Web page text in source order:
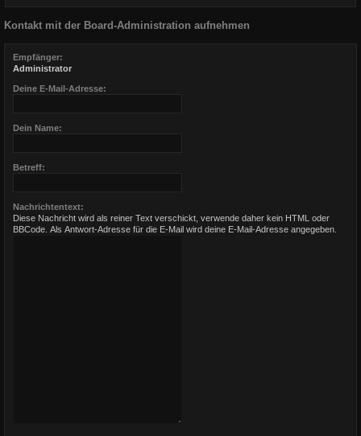
Kontakt mit der Board-Administration aufnehmen
Empfänger:
Administrator
Deine E-Mail-Adresse:
Dein Name:
Betreff:
Nachrichtentext:
Diese Nachricht wird als reiner Text verschickt, verwende daher kein HTML oder
BBCode. Als Antwort-Adresse für die E-Mail wird deine E-Mail-Adresse angegeben.